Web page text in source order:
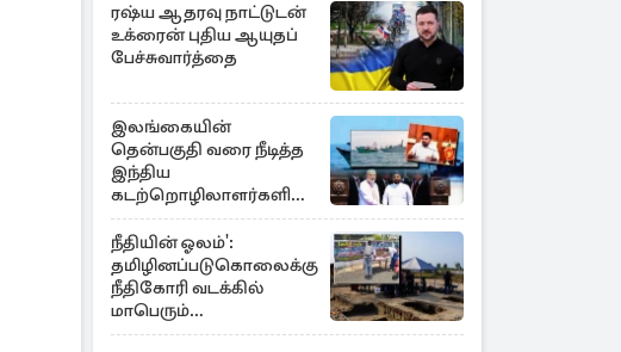
ரஷ்ய ஆதரவு நாட்டுடன்
உக்ரைன் புதிய ஆயுதப்
பேச்சுவார்த்தை
இலங்கையின்
தென்பகுதி வரை நீடித்த
இந்திய
கடற்றொழிலாளர்களின்
ஊடுருவல்
நீதியின் ஓலம்':
தமிழினப்படுகொலைக்கு
நீதிகோரி வடக்கில்
மாபெரும்
கவனயீர்ப்புப்போராட்டம்